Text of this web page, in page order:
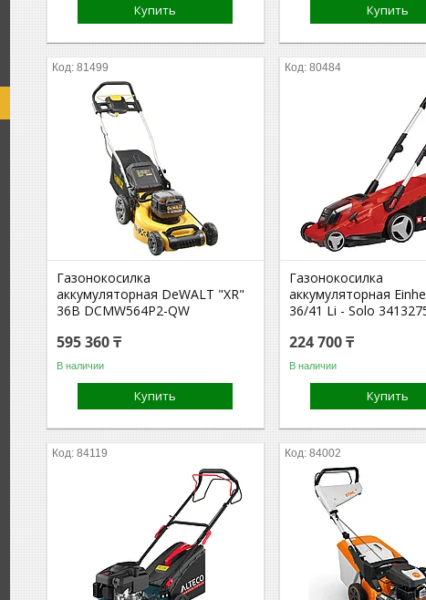
Купить Купить
81499
Газонокосилка
аккумуляторная DeWALT "XR"
36В DCMW564P2-QW
595 360 ₸
В наличии
Купить
80484
Газонокосилка
аккумуляторная
36/41 Li - Solo
224 700 ₸
В наличии
Купить
84119 84002